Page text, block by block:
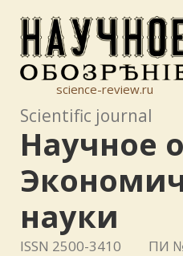
science-review.ru
Scientific journal
Научное
науки
ISSN 2500-3410 ПИ